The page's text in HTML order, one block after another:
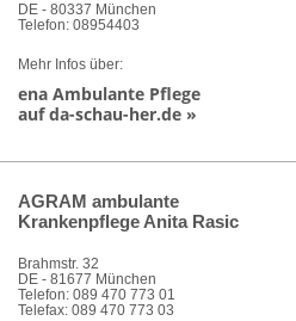
DE - 80337 München
Telefon: 08954403
Mehr Infos über:
ena Ambulante Pflege
auf da-schau-her.de »
AGRAM ambulante
Krankenpflege Anita Rasic
Brahmstr. 32
DE - 81677 München
Telefon: 089 470 773 01
Telefax: 089 470 773 03